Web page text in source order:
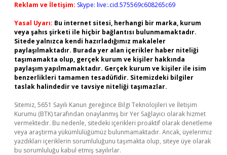
Reklam ve İletişim: Skype: live:.cid.575569c608265c69
Yasal Uyarı: Bu internet sitesi, herhangi bir marka, kurum
veya şahıs şirketi ile hiçbir bağlantısı bulunmamaktadır.
Sitede yalnızca kendi hazırladığımız makaleler
paylaşılmaktadır. Burada yer alan içerikler haber niteliği
taşımamakta olup, gerçek kurum ve kişiler hakkında
paylaşım yapılmamaktadır. Gerçek kurum ve kişiler ile isim
benzerlikleri tamamen tesadüfidir. Sitemizdeki bilgiler
taslak halindedir ve tavsiye niteliği taşımazlar.
Sitemiz, 5651 Sayılı Kanun gereğince Bilgi Teknolojileri ve İletişim
Kurumu (BTK) tarafından onaylanmış bir Yer Sağlayıcı olarak hizmet
vermektedir. Bu nedenle, sitedeki içerikleri proaktif olarak denetleme
veya araştırma yükümlülüğümüz bulunmamaktadır. Ancak, üyelerimiz
yazdıkları içeriklerin sorumluluğunu taşımakta olup, siteye üye olarak
bu sorumluluğu kabul etmiş sayılırlar.